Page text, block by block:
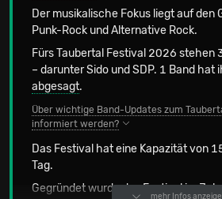
Der musikalische Fokus liegt auf den
Punk-Rock und Alternative Rock.
Fürs Taubertal Festival 2026 stehen
– darunter Sido und SDP. 1 Band hat
abgesagt.
Über wichtige Band-Updates zum
informiert werden?
Das Festival hat eine Kapazität von
Tag.
Gegründet wurde das Festival im
mehr Infos